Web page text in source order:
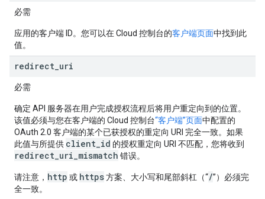
必需
应用的客户端 ID。您可以在 Cloud 控制台的客户端页面中找到此
值。
redirect uri
必需
确定 API 服务器在用户完成授权流程后将用户重定向到的位置。
该值必须与您在客户端的 Cloud 控制台“客户端”页面中配置的
OAuth 2.0 客户端的某个已获授权的重定向 URI 完全一致。如果
此值与所提供 client_id 的授权重定向 URI 不匹配，您将收到
redirect_uri_mismatch 错误。
请注意， http 或 https方案、大小写和尾部斜杠（“/”）必须完
全一致。